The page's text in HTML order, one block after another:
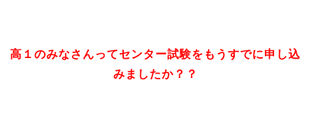
高１のみなさんってセンター試験をもうすでに申し込
みましたか？？